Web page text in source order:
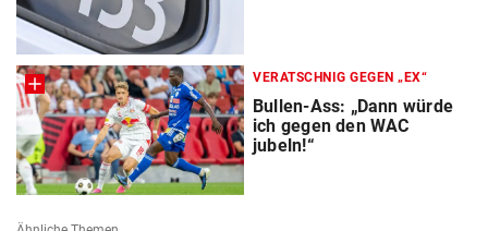
VERATSCHNIG GEGEN „EX“
Bullen-Ass: „Dann würde
ich gegen den WAC
jubeln!“